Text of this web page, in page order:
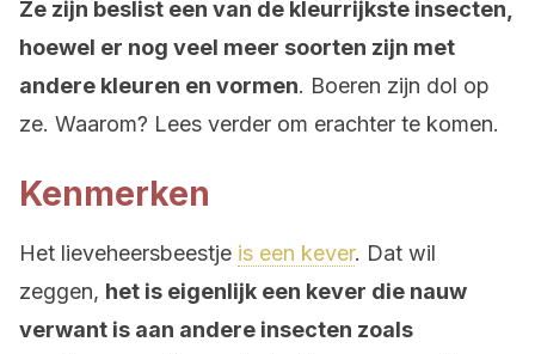
Ze zijn beslist een van de kleurrijkste insecten,
hoewel er nog veel meer soorten zijn met
andere kleuren en vormen. Boeren zijn dol op
ze. Waarom? Lees verder om erachter te komen.
Kenmerken
Het lieveheersbeestje is een kever. Dat wil
zeggen, het is eigenlijk een kever die nauw
verwant is aan andere insecten zoals